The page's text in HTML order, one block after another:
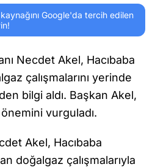
kaynağını Google'da tercih edilen
Necdet Akel, Hacıbaba
çalışmalarını yerinde
bilgi aldı. Başkan Akel,
vurguladı.
Akel, Hacıbaba
doğalgaz çalışmalarıyla